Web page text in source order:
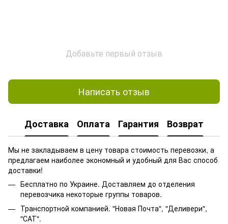
Добавьте первый отзыв
Написать отзыв
Доставка Оплата Гарантия Возврат
Мы не закладываем в цену товара стоимость перевозки, а
предлагаем наиболее экономный и удобный для Вас способ
доставки!
Бесплатно по Украине. Доставляем до отделения
перевозчика некоторые группы товаров.
Транспортной компанией. "Новая Почта", "Деливери",
"САТ".